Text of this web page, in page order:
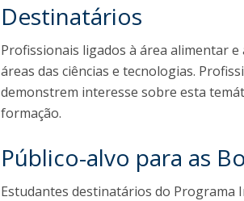
Destinatários
Profissionais ligados à área alimentar e
áreas das ciências e tecnologias.
demonstrem interesse sobre esta
formação.
Público-alvo para as
Estudantes destinatários do Programa